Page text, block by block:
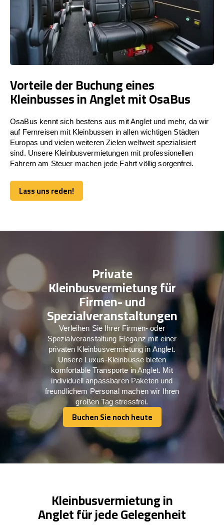
Vorteile der Buchung eines
Kleinbusses in Anglet mit OsaBus
OsaBus kennt sich bestens aus mit Anglet und mehr, da wir
auf Fernreisen mit Kleinbussen in allen wichtigen Städten
Europas und vielen weiteren Zielen weltweit spezialisiert
sind. Unsere Kleinbusvermietungen mit professionellen
Fahrern am Steuer machen jede Fahrt völlig sorgenfrei.
Lass uns reden!
Lass uns reden!
Private
Kleinbusvermietung für
Firmen- und
Spezialveranstaltungen
Verleihen Sie Ihrer Firmen- oder
Spezialveranstaltung Eleganz mit einer
privaten Kleinbusvermietung in Anglet.
Unsere Luxus-Kleinbusse bieten
komfortable Transporte in Anglet. Mit
individuell anpassbaren Paketen und
freundlichem Personal machen wir Ihren
großen Tag stressfrei.
Buchen Sie noch heute
Buchen Sie noch heute
Kleinbusvermietung in
Anglet für jede Gelegenheit